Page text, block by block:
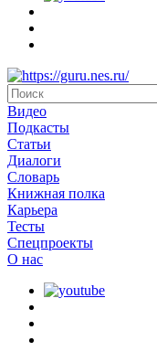
Видео
Подкасты
Статьи
Диалоги
Словарь
Книжная полка
Карьера
Тесты
Спецпроекты
О наc